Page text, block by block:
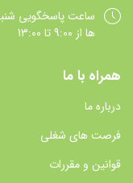
ها از 9:00 تا 13:00
همراه با ما
درباره ما
فرصت های شغلی
قوانین و مقررات